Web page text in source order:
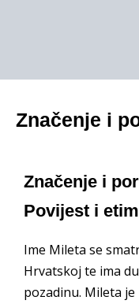
Značenje i
Značenje i
Povijest i
Ime Mileta se
Hrvatskoj te ima
pozadinu. Mileta